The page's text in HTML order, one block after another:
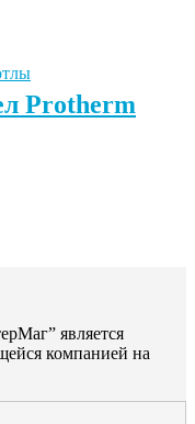
Protherm
является
компанией на